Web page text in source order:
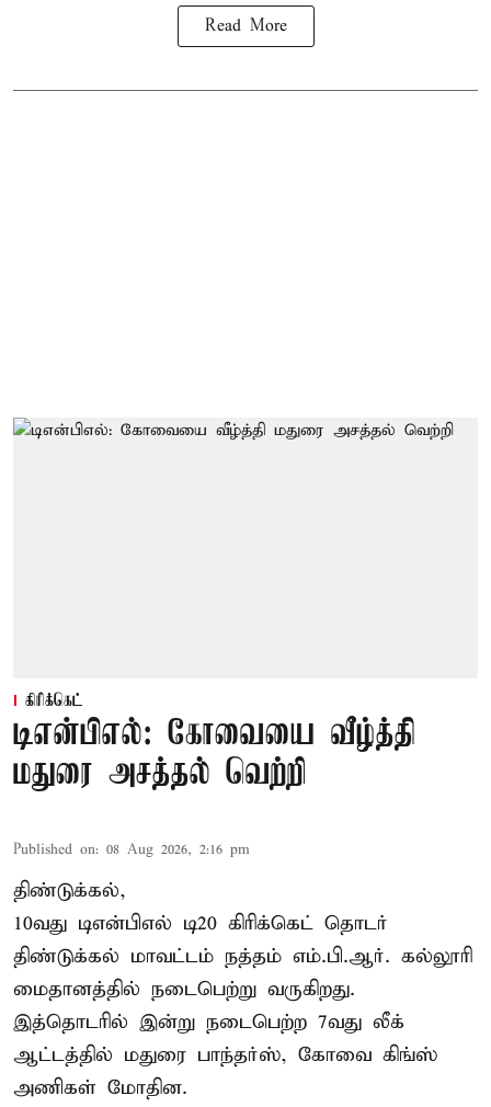
Read More
கிரிக்கெட்
டிஎன்பிஎல்: கோவையை வீழ்த்தி
மதுரை அசத்தல் வெற்றி
Published on: 08 Aug 2026, 2:16 pm
திண்டுக்கல்,
10வது டிஎன்பிஎல் டி20 கிரிக்கெட் தொடர்
திண்டுக்கல் மாவட்டம் நத்தம் எம்.பி.ஆர். கல்லூரி
மைதானத்தில் நடைபெற்று வருகிறது.
இத்தொடரில் இன்று நடைபெற்ற 7வது லீக்
ஆட்டத்தில் மதுரை பாந்தர்ஸ், கோவை கிங்ஸ்
அணிகள் மோதின.